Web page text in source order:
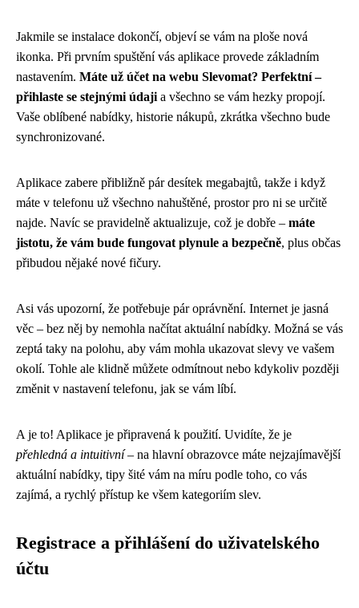
Jakmile se instalace dokončí, objeví se vám na ploše nová
ikonka. Při prvním spuštění vás aplikace provede základním
nastavením. Máte už účet na webu Slevomat? Perfektní –
přihlaste se stejnými údaji a všechno se vám hezky propojí.
Vaše oblíbené nabídky, historie nákupů, zkrátka všechno bude
synchronizované.
Aplikace zabere přibližně pár desítek megabajtů, takže i když
máte v telefonu už všechno nahuštěné, prostor pro ni se určitě
najde. Navíc se pravidelně aktualizuje, což je dobře – máte
jistotu, že vám bude fungovat plynule a bezpečně, plus občas
přibudou nějaké nové fičury.
Asi vás upozorní, že potřebuje pár oprávnění. Internet je jasná
věc – bez něj by nemohla načítat aktuální nabídky. Možná se vás
zeptá taky na polohu, aby vám mohla ukazovat slevy ve vašem
okolí. Tohle ale klidně můžete odmítnout nebo kdykoliv později
změnit v nastavení telefonu, jak se vám líbí.
A je to! Aplikace je připravená k použití. Uvidíte, že je
přehledná a intuitivní– na hlavní obrazovce máte nejzajímavější
aktuální nabídky, tipy šité vám na míru podle toho, co vás
zajímá, a rychlý přístup ke všem kategoriím slev.
Registrace a přihlášení do uživatelského
účtu